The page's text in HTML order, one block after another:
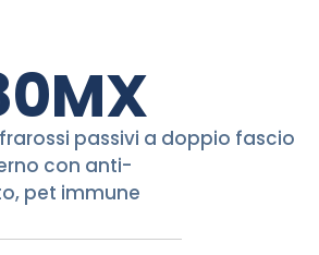
passivi a doppio fascio
con anti-
pet immune